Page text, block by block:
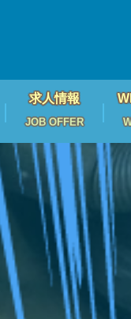
求人情報
JOB OFFER